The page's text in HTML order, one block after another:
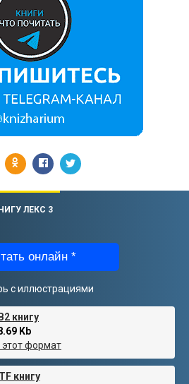
ЛЕКС 3
онлайн *
с иллюстрациями
книгу
Kb
формат
книгу